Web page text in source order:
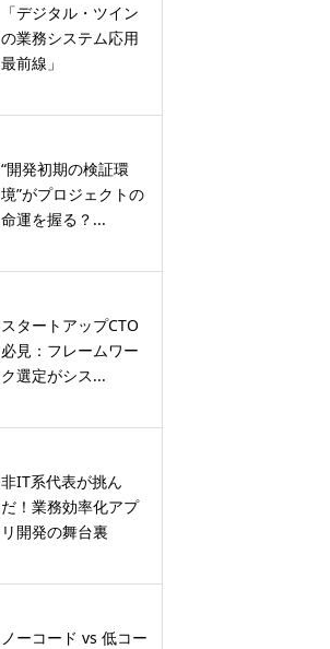
「デジタル・ツイン
の業務システム応用
最前線」
“開発初期の検証環
境”がプロジェクトの
命運を握る？...
スタートアップCTO
必見：フレームワー
ク選定がシス...
非IT系代表が挑ん
だ！業務効率化アプ
リ開発の舞台裏
ノーコード vs 低コー